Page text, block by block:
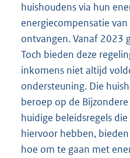
huishoudens via hun
energiecompensatie
ontvangen. Vanaf 2023
Toch bieden deze
inkomens niet altijd
ondersteuning. Die
beroep op de
huidige beleidsregels
hiervoor hebben,
hoe om te gaan met